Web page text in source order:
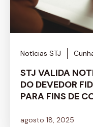
Notícias STJ
STJ VALIDA
DO DEVEDOR
PARA FINS DE
agosto 18, 2025